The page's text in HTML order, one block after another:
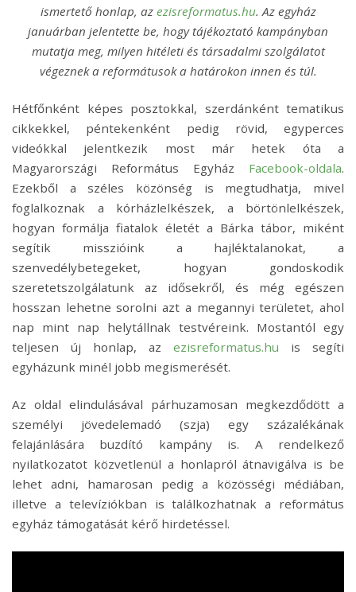
ismertető honlap, az ezisreformatus.hu. Az egyház
januárban jelentette be, hogy tájékoztató kampányban
mutatja meg, milyen hitéleti és társadalmi szolgálatot
végeznek a reformátusok a határokon innen és túl.
Hétfőnként képes posztokkal, szerdánként tematikus
cikkekkel, péntekenként pedig rövid, egyperces
videókkal jelentkezik most már hetek óta a
Magyarországi Református Egyház Facebook-oldala.
Ezekből a széles közönség is megtudhatja, mivel
foglalkoznak a kórházlelkészek, a börtönlelkészek,
hogyan formálja fiatalok életét a Bárka tábor, miként
segítik misszióink a hajléktalanokat, a
szenvedélybetegeket, hogyan gondoskodik
szeretetszolgálatunk az idősekről, és még egészen
hosszan lehetne sorolni azt a megannyi területet, ahol
nap mint nap helytállnak testvéreink. Mostantól egy
teljesen új honlap, az ezisreformatus.hu is segíti
egyházunk minél jobb megismerését.
Az oldal elindulásával párhuzamosan megkezdődött a
személyi jövedelemadó (szja) egy százalékának
felajánlására buzdító kampány is. A rendelkező
nyilatkozatot közvetlenül a honlapról átnavigálva is be
lehet adni, hamarosan pedig a közösségi médiában,
illetve a televíziókban is találkozhatnak a református
egyház támogatását kérő hirdetéssel.